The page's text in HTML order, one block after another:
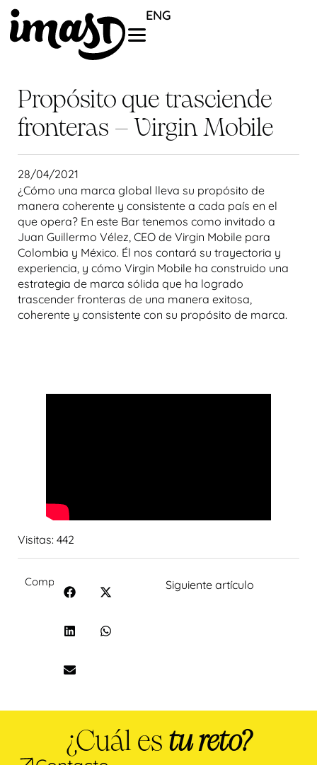
ENG
Propósito que trasciende
fronteras – Virgin Mobile
28/04/2021
¿Cómo una marca global lleva su propósito de
manera coherente y consistente a cada país en el
que opera? En este Bar tenemos como invitado a
Juan Guillermo Vélez, CEO de Virgin Mobile para
Colombia y México. Él nos contará su trayectoria y
experiencia, y cómo Virgin Mobile ha construido una
estrategia de marca sólida que ha logrado
trascender fronteras de una manera exitosa,
coherente y consistente con su propósito de marca.
Visitas: 442
Compartir: Siguiente artículo
¿Cuál es tu reto?